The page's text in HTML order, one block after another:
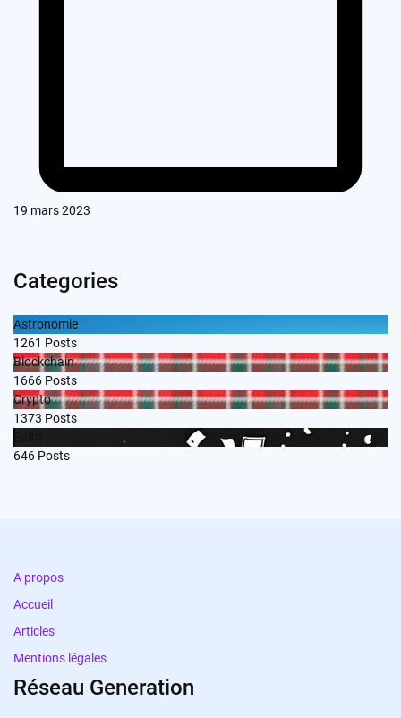
19 mars 2023
Categories
Astronomie
1261 Posts
Blockchain
1666 Posts
Crypto
1373 Posts
646 Posts
A propos
Accueil
Articles
Mentions légales
Réseau Generation